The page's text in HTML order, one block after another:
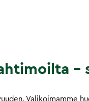
–
Valikoimamme